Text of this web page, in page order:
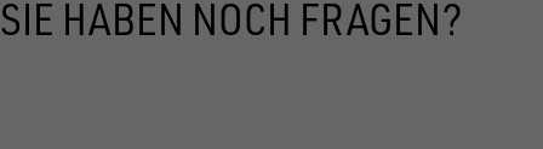
SIE HABEN NOCH FRAGEN?